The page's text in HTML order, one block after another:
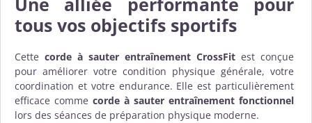
tous vos objectifs sportifs
Cette corde à sauter entraînement CrossFit est conçue
pour améliorer votre condition physique générale, votre
coordination et votre endurance. Elle est particulièrement
efficace comme corde à sauter entraînement fonctionnel
lors des séances de préparation physique moderne.